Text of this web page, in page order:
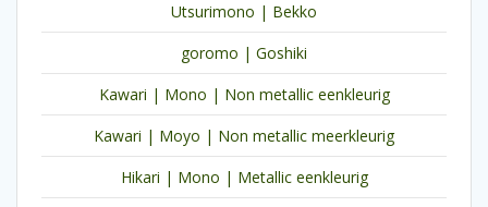
Utsurimono | Bekko
goromo | Goshiki
Kawari | Mono | Non metallic eenkleurig
Kawari | Moyo | Non metallic meerkleurig
Hikari | Mono | Metallic eenkleurig